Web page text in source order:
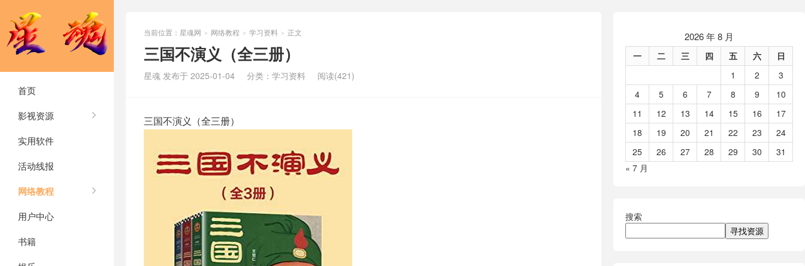
首页
影视资源
实用软件
活动线报
网络教程
用户中心
书籍
当前位置： 星魂网 > 网络教程 > 学习资料 > 正文
三国不演义（全三册）
星魂 发布于 2025-01-04 分类： 学习资料 阅读(421)
三国不演义（全三册）
2026 年 8 月
一 二 三 四 五 六
日
1
2
3
4
5 6 7 8 9
10
11
12 13 14 15 16
17
18
19 20 21 22 23
24
25
26 27 28 29 30
31
« 7 月
搜索
寻找资源